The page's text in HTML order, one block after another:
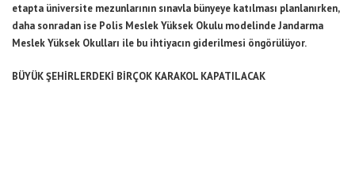
etapta üniversite mezunlarının sınavla bünyeye katılması planlanırken,
daha sonradan ise Polis Meslek Yüksek Okulu modelinde Jandarma
Meslek Yüksek Okulları ile bu ihtiyacın giderilmesi öngörülüyor.
BÜYÜK ŞEHİRLERDEKİ BİRÇOK KARAKOL KAPATILACAK